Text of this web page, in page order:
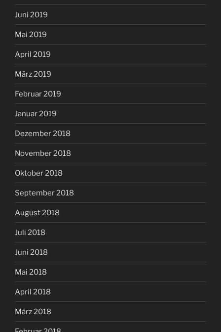
Juni 2019
Mai 2019
April 2019
März 2019
Februar 2019
Januar 2019
Dezember 2018
November 2018
Oktober 2018
September 2018
August 2018
Juli 2018
Juni 2018
Mai 2018
April 2018
März 2018